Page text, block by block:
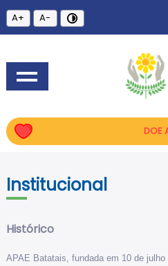
A+ A-
DOE
Institucional
Histórico
APAE Batatais, fundada em 10 de